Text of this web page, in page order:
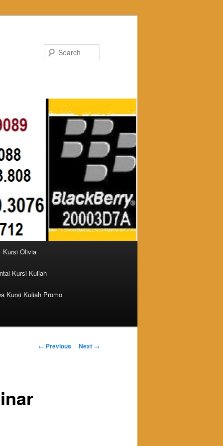
Kursi Olivia
Kursi Kuliah
Kursi Kuliah Promo
Post navigation
← Previous Next →